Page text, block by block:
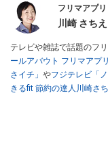
フリマアプ
川崎 さちえ
テレビや雑誌で話題のフ
ールアバウト フリマア
さイチ」 やフジテレビ「
きるfit 節約の達人川崎さ
スマホ1つでスキマ時間